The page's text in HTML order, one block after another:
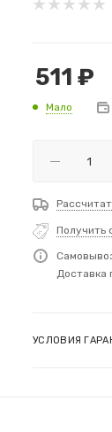
511 ₽
Мало
Получить
Доставка
УСЛОВИЯ